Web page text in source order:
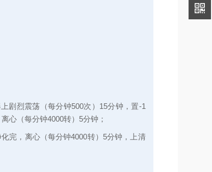
剧烈震荡（每分钟500次）15分钟，置-1
心（每分钟4000转）5分钟；
完，离心（每分钟4000转）5分钟，上清